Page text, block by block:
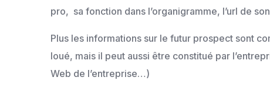
pro, sa fonction dans l’organigramme, l’url de
Plus les informations sur le futur prospect sont
loué, mais il peut aussi être constitué par
Web de l’entreprise…)